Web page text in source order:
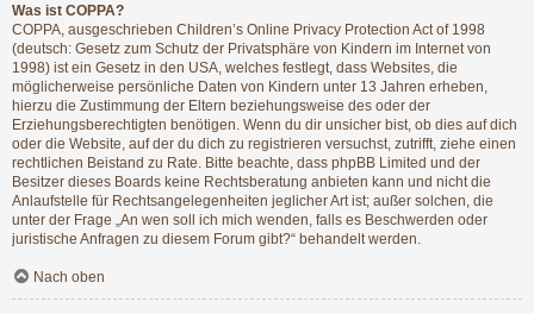
Was ist COPPA?
COPPA, ausgeschrieben Children’s Online Privacy Protection Act of 1998
(deutsch: Gesetz zum Schutz der Privatsphäre von Kindern im Internet von
1998) ist ein Gesetz in den USA, welches festlegt, dass Websites, die
möglicherweise persönliche Daten von Kindern unter 13 Jahren erheben,
hierzu die Zustimmung der Eltern beziehungsweise des oder der
Erziehungsberechtigten benötigen. Wenn du dir unsicher bist, ob dies auf dich
oder die Website, auf der du dich zu registrieren versuchst, zutrifft, ziehe einen
rechtlichen Beistand zu Rate. Bitte beachte, dass phpBB Limited und der
Besitzer dieses Boards keine Rechtsberatung anbieten kann und nicht die
Anlaufstelle für Rechtsangelegenheiten jeglicher Art ist; außer solchen, die
unter der Frage „An wen soll ich mich wenden, falls es Beschwerden oder
juristische Anfragen zu diesem Forum gibt?“ behandelt werden.
Nach oben